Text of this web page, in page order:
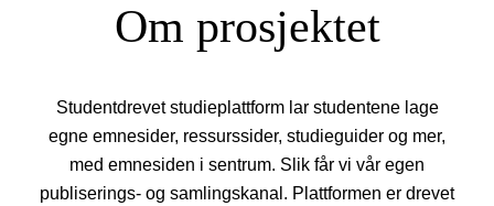
Om prosjektet
Studentdrevet studieplattform lar studentene lage
egne emnesider, ressurssider, studieguider og mer,
med emnesiden i sentrum. Slik får vi vår egen
publiserings- og samlingskanal. Plattformen er drevet